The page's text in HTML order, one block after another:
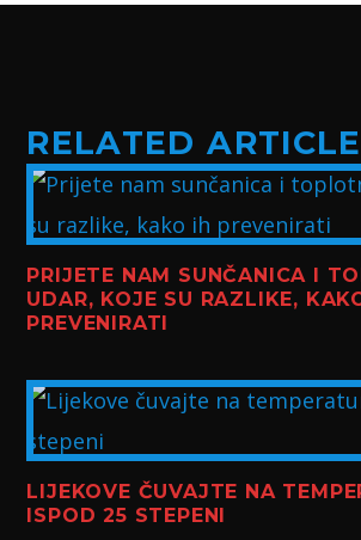
RELATED
PRIJETE NAM SUNČANICA I
UDAR, KOJE SU RAZLIKE,
PREVENIRATI
LIJEKOVE ČUVAJTE NA
ISPOD 25 STEPENI